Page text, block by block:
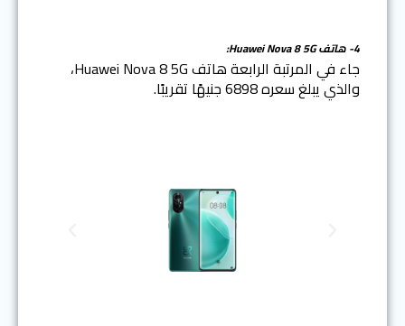
4- هاتف Huawei Nova 8 5G:
جاء في المرتبة الرابعة هاتف Huawei Nova 8 5G،
والذي يبلغ سعره 6898 جنيهًا تقريبًا.